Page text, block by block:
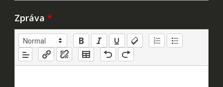
Zpráva *